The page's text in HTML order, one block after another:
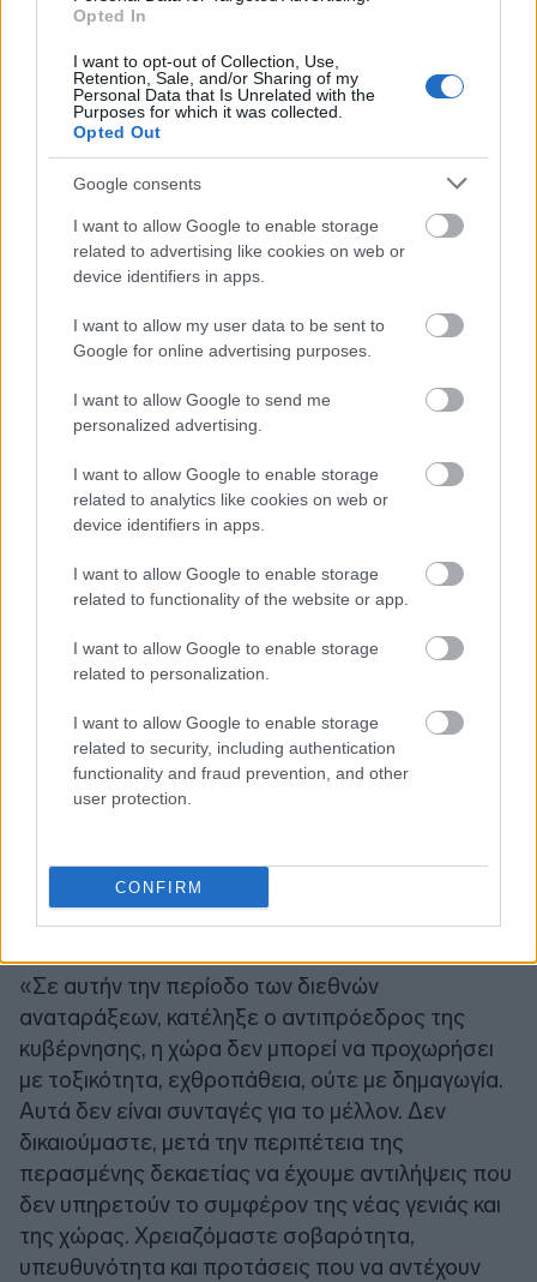
Opted In
I want to opt-out of Collection, Use,
Retention, Sale, and/or Sharing of my
Personal Data that Is Unrelated with the
Purposes for which it was collected.
Opted Out
Google consents
I want to allow Google to enable storage
related to advertising like cookies on web or
device identifiers in apps.
I want to allow my user data to be sent to
Google for online advertising purposes.
I want to allow Google to send me
personalized advertising.
I want to allow Google to enable storage
related to analytics like cookies on web or
device identifiers in apps.
I want to allow Google to enable storage
related to functionality of the website or app.
I want to allow Google to enable storage
related to personalization.
I want to allow Google to enable storage
related to security, including authentication
functionality and fraud prevention, and other
user protection.
CONFIRM
δημοκρατία και στη διαφάνεια των οικονομικών
στο εκλογικό μας σύστημα έτσι ώστε να
μπορέσουμε όσο περισσότερο γίνεται να
αντιμετωπίσουμε κατάλοιπα του πελατειακού
3. Για τον τομέα της άμυνας και διπλωματίας
Κωστής Χατζηδάκης υπογράμμισε: «Έχουμε
αντάρα στην ενίσχυση της θέσης της χώρας.
Περιττεύει να αναφερθώ στις συμφωνίες με την
Αμερική, τη Γαλλία, στη στρατηγική συμμαχία με
την Αίγυπτο, με το Ισραήλ, με άλλες αραβικές
μας και στις προθέσεις μας είναι να ενισχύσουμε
περαιτέρω την εγχώρια αμυντική βιομηχανία. Δεν
αλλά και στις δυνατότητες που έχουν ελληνικές
ιδιωτικές εταιρείες. Υπάρχει παράλληλα και ο
τομέας της ενέργειας και των δικτύων. Στόχος μας
είναι η αναβάθμιση του ρόλου της χώρας ως
τεχνολογίας. Δεν είναι μόνο οι εξορύξεις
υδρογονανθράκων και οι διασυνδέσεις με την
ανατολική και κεντρική Ευρώπη. Είναι οι νέες
δικτύων, των νέων τεχνολογιών, των
διευρωπαϊκών δικτύων μεταφορών. Όλα αυτά
είναι εξωτερική πολιτική στην πράξη», ανέφερε.
«Σε αυτήν την περίοδο των διεθνών
αναταράξεων, κατέληξε ο αντιπρόεδρος της
κυβέρνησης, η χώρα δεν μπορεί να προχωρήσει
με τοξικότητα, εχθροπάθεια, ούτε με δημαγωγία.
Αυτά δεν είναι συνταγές για το μέλλον. Δεν
δικαιούμαστε, μετά την περιπέτεια της
περασμένης δεκαετίας να έχουμε αντιλήψεις που
δεν υπηρετούν το συμφέρον της νέας γενιάς και
της χώρας. Χρειαζόμαστε σοβαρότητα,
υπευθυνότητα και προτάσεις που να αντέχουν